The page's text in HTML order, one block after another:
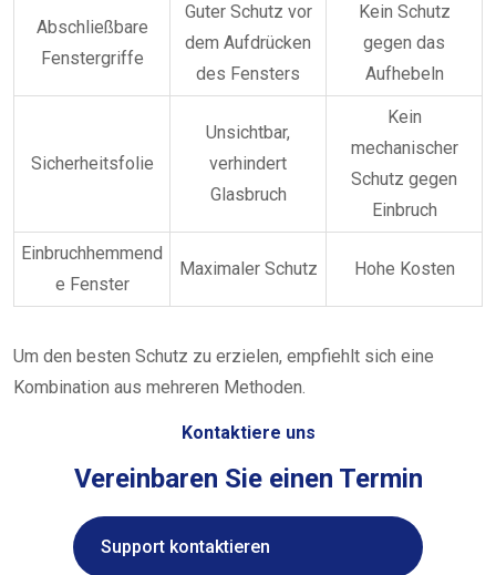
Abschließbare
Fenstergriffe
Guter Schutz vor
dem Aufdrücken
des Fensters
Kein Schutz
gegen das
Aufhebeln
Sicherheitsfolie
Unsichtbar,
verhindert
Glasbruch
Kein
mechanischer
Schutz gegen
Einbruch
Einbruchhemmend
e Fenster
Maximaler Schutz Hohe Kosten
Um den besten Schutz zu erzielen, empfiehlt sich eine
Kombination aus mehreren Methoden.
Kontaktiere uns
Vereinbaren Sie einen Termin
Support kontaktieren